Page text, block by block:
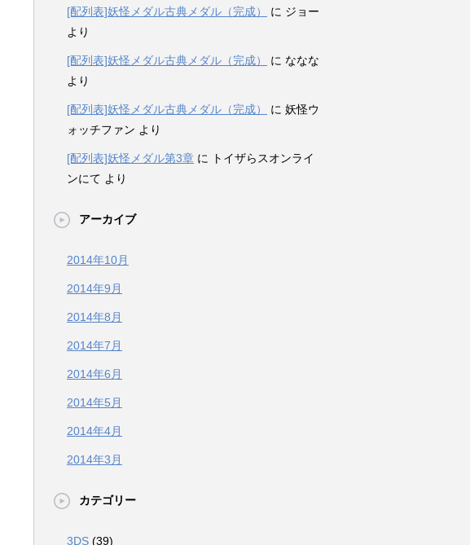
[配列表]妖怪メダル古典メダル（完成） に ジョー
より
[配列表]妖怪メダル古典メダル（完成） に ななな
より
[配列表]妖怪メダル古典メダル（完成） に 妖怪ウ
ォッチファン より
[配列表]妖怪メダル第3章 に
トイザらスオンライ
ンにて より
アーカイブ
2014年10月
2014年9月
2014年8月
2014年7月
2014年6月
2014年5月
2014年4月
2014年3月
カテゴリー
3DS (39)